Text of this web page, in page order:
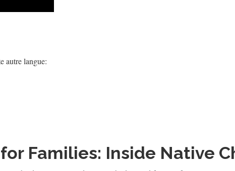
autre langue:
Families: Inside Native